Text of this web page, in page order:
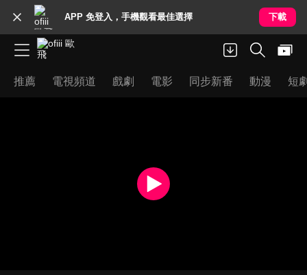
APP 免登入，手機觀看最佳選擇 下載
推薦 電視頻道 戲劇 電影 同步新番 動漫 短